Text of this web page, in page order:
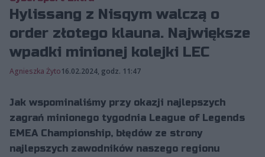
Hylissang z Nisqym walczą o
order złotego klauna. Największe
wpadki minionej kolejki LEC
Agnieszka Żyto16.02.2024, godz. 11:47
Jak wspominaliśmy przy okazji najlepszych
zagrań minionego tygodnia League of Legends
EMEA Championship, błędów ze strony
najlepszych zawodników naszego regionu